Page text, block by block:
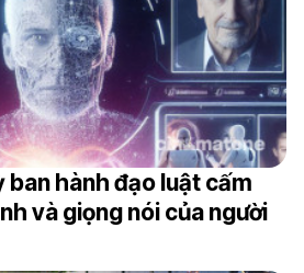
ban hành đạo luật cấm
và giọng nói của người